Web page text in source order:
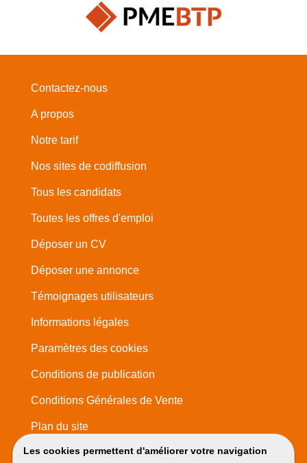
Les cookies permettent d'améliorer votre navigation
Contactez-nous
A propos
Notre tarif
Nos sites de codiffusion
Tous les candidats
Toutes les offres d'emploi
Déposer un CV
Déposer une annonce
Témoignages utilisateurs
Informations légales
Paramètres des cookies
Conditions de publication
Conditions Générales de Vente
Plan du site